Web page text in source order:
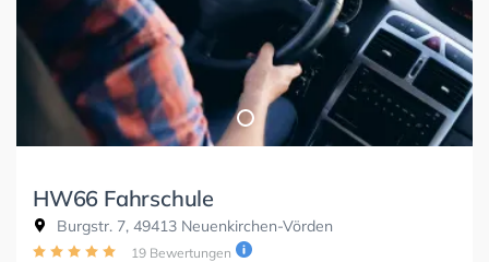
HW66 Fahrschule
Burgstr. 7, 49413 Neuenkirchen-Vörden
19 Bewertungen